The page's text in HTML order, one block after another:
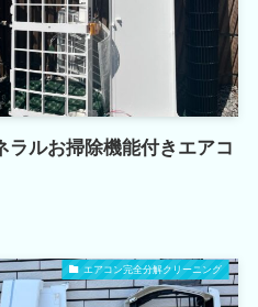
ラルお掃除機能付きエアコ
エアコン完全分解クリーニング